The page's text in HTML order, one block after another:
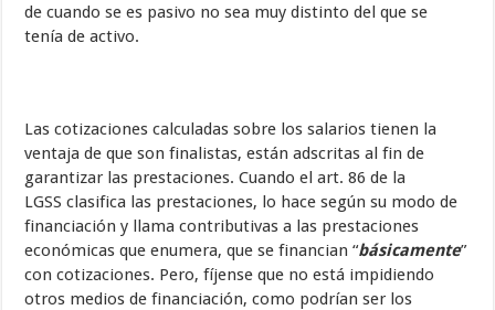
de cuando se es pasivo no sea muy distinto del que se
tenía de activo.
Las cotizaciones calculadas sobre los salarios tienen la
ventaja de que son finalistas, están adscritas al fin de
garantizar las prestaciones. Cuando el art. 86 de la
LGSS clasifica las prestaciones, lo hace según su modo de
financiación y llama contributivas a las prestaciones
económicas que enumera, que se financian “básicamente”
con cotizaciones. Pero, fíjense que no está impidiendo
otros medios de financiación, como podrían ser los